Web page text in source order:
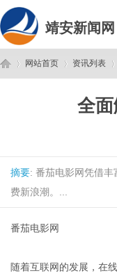
靖安新闻网
网站首页 资讯列表
全
摘要: 番茄电影网凭借
费新浪潮。...
番茄电影网
随着互联网的发展，在